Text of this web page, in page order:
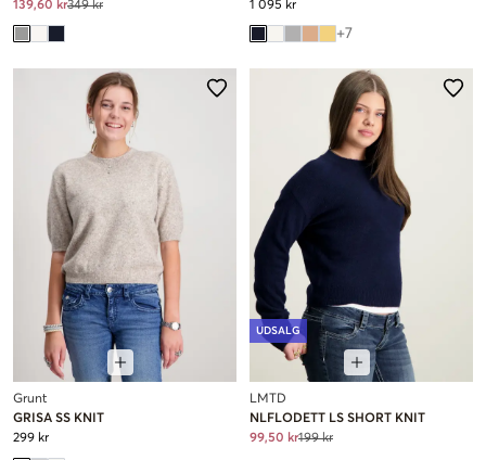
139,60 kr349 kr
1 095 kr
+7
Grunt
GRISA SS KNIT
299 kr
UDSALG
LMTD
NLFLODETT LS SHORT KNIT
99,50 kr199 kr